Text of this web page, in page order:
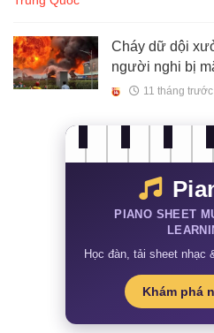
Cháy dữ dội
người nghi bị
11 tháng trước
PIANO SHEET
Học đàn, tải sheet nhạc
Khám phá